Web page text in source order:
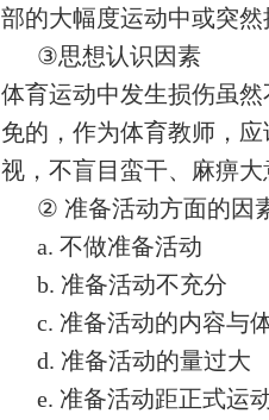
部的大幅度运动中或突然
③思想认识因素
体育运动中发生损伤虽
免的，作为体育教师，
视，不盲目蛮干、麻痹大
② 准备活动方面的因
a. 不做准备活动
b. 准备活动不充分
c. 准备活动的内容与
d. 准备活动的量过大
e. 准备活动距正式运